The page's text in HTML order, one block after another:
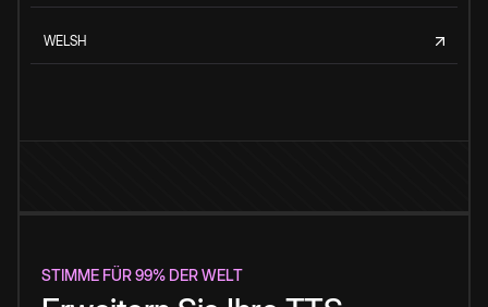
WELSH
STIMME FÜR 99% DER WELT